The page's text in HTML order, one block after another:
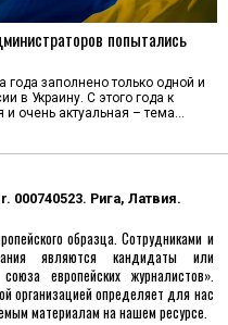
попытались
года заполнено только одной и
в Украину. С этого года к
очень актуальная – тема…
000740523. Рига, Латвия.
образца. Сотрудниками и
являются кандидаты или
европейских журналистов».
организацией определяет для нас
материалам на нашем ресурсе.